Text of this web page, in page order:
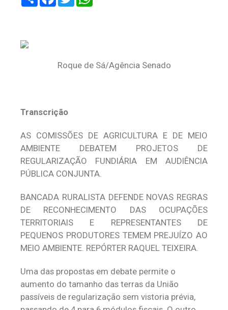
Roque de Sá/Agência Senado
Transcrição
AS COMISSÕES DE AGRICULTURA E DE MEIO
AMBIENTE DEBATEM PROJETOS DE
REGULARIZAÇÃO FUNDIÁRIA EM AUDIÊNCIA
PÚBLICA CONJUNTA.
BANCADA RURALISTA DEFENDE NOVAS REGRAS
DE RECONHECIMENTO DAS OCUPAÇÕES
TERRITORIAIS E REPRESENTANTES DE
PEQUENOS PRODUTORES TEMEM PREJUÍZO AO
MEIO AMBIENTE. REPÓRTER RAQUEL TEIXEIRA.
Uma das propostas em debate permite o
aumento do tamanho das terras da União
passíveis de regularização sem vistoria prévia,